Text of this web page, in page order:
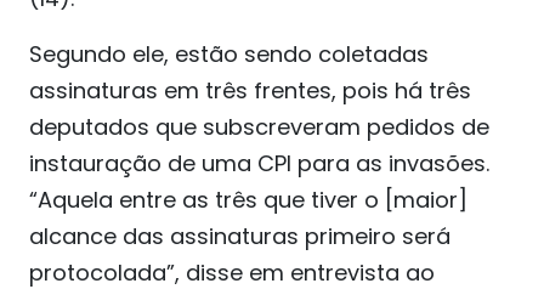
Segundo ele, estão sendo coletadas
assinaturas em três frentes, pois há três
deputados que subscreveram pedidos de
instauração de uma CPI para as invasões.
“Aquela entre as três que tiver o [maior]
alcance das assinaturas primeiro será
protocolada”, disse em entrevista ao